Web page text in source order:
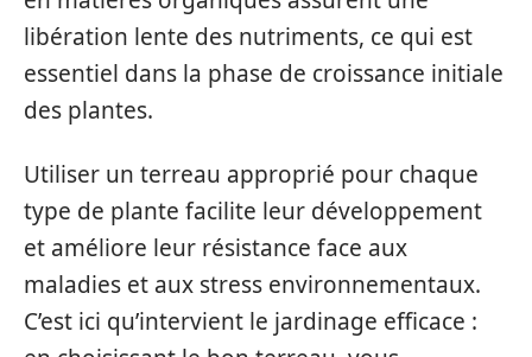
libération lente des nutriments, ce qui est
essentiel dans la phase de croissance initiale
des plantes.
Utiliser un terreau approprié pour chaque
type de plante facilite leur développement
et améliore leur résistance face aux
maladies et aux stress environnementaux.
C’est ici qu’intervient le jardinage efficace :